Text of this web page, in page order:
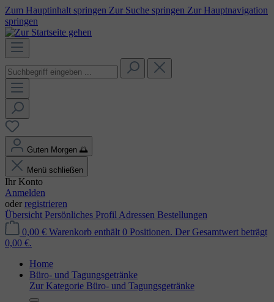
Zum Hauptinhalt springen Zur Suche springen Zur Hauptnavigation
springen
Guten Morgen 🌅
Menü schließen
Ihr Konto
Anmelden
oder registrieren
Übersicht Persönliches Profil Adressen Bestellungen
0,00 € Warenkorb enthält 0 Positionen. Der Gesamtwert beträgt
0,00 €.
Home
Büro- und Tagungsgetränke
Zur Kategorie Büro- und Tagungsgetränke